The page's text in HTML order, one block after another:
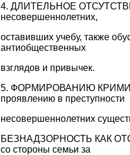
4. ДЛИТЕЛЬНОЕ
несовершеннолетних,
оставивших учебу, также
антиобщественных
взглядов и привычек.
5. ФОРМИРОВАНИЮ
проявлению в преступности
несовершеннолетних
БЕЗНАДЗОРНОСТЬ КАК
со стороны семьи за